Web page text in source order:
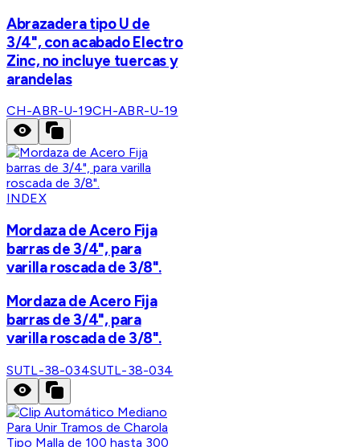
Abrazadera tipo U de
3/4", con acabado Electro
Zinc, no incluye tuercas y
arandelas
CH-ABR-U-19CH-ABR-U-19
INDEX
Mordaza de Acero Fija
barras de 3/4", para
varilla roscada de 3/8".
Mordaza de Acero Fija
barras de 3/4", para
varilla roscada de 3/8".
SUTL-38-034SUTL-38-034